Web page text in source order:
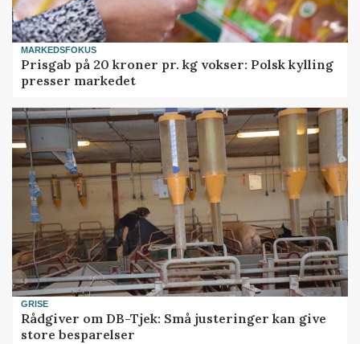
MARKEDSFOKUS
Prisgab på 20 kroner pr. kg vokser: Polsk kylling
presser markedet
GRISE
Rådgiver om DB-Tjek: Små justeringer kan give
store besparelser